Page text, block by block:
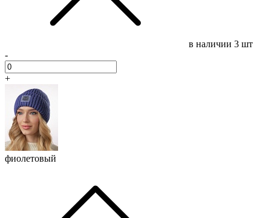
в наличии 3 шт
-
+
фиолетовый